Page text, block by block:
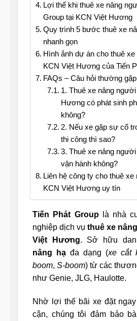
Lợi thế khi thuê xe nâng
Group tại KCN Việt Hương
Quy trình 5 bước thuê xe
nhanh gọn
Hình ảnh dự án cho thuê
KCN Việt Hương của Tiến
FAQs – Câu hỏi thường gặp
1. Thuê xe nâng
Hương có phát sinh
không?
2. Nếu xe gặp sự cố
thi công thì sao?
3. Thuê xe nâng
vận hành không?
Liên hệ công ty cho thuê
KCN Việt Hương uy tín
Tiến Phát Grouplà nhà
nghiệp dịch vụ thuê xe
Việt Hương. Sở hữu
nâng hạ đa dạng (xe cắt
boom, S-boom) từ các
như Genie, JLG, Haulotte.
Nhờ lợi thế bãi xe đặt
cận, chúng tôi đảm bảo